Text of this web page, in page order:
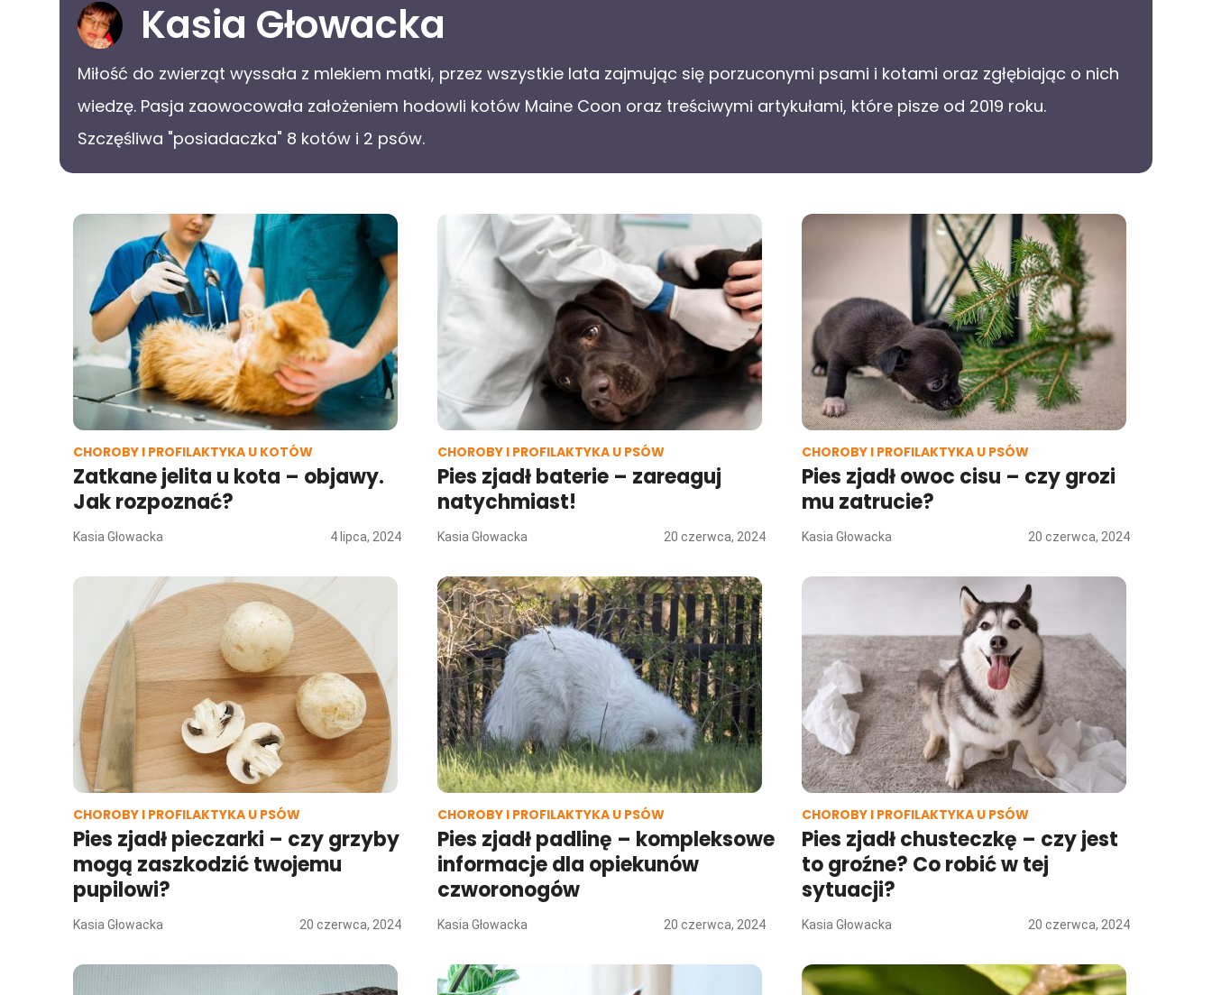
Kasia Głowacka
Miłość do zwierząt wyssała z mlekiem matki, przez wszystkie lata zajmując się porzuconymi psami i kotami oraz zgłębiając o nich
wiedzę. Pasja zaowocowała założeniem hodowli kotów Maine Coon oraz treściwymi artykułami, które pisze od 2019 roku.
Szczęśliwa "posiadaczka" 8 kotów i 2 psów.
CHOROBY I PROFILAKTYKA U KOTÓW
Zatkane jelita u kota – objawy.
Jak rozpoznać?
Kasia Głowacka 4 lipca, 2024
CHOROBY I PROFILAKTYKA U PSÓW
Pies zjadł baterie – zareaguj
natychmiast!
Kasia Głowacka 20 czerwca, 2024
CHOROBY I PROFILAKTYKA U PSÓW
Pies zjadł owoc cisu – czy grozi
mu zatrucie?
Kasia Głowacka 20 czerwca, 2024
CHOROBY I PROFILAKTYKA U PSÓW
Pies zjadł pieczarki – czy grzyby
mogą zaszkodzić twojemu
pupilowi?
Kasia Głowacka 20 czerwca, 2024
CHOROBY I PROFILAKTYKA U PSÓW
Pies zjadł padlinę – kompleksowe
informacje dla opiekunów
czworonogów
Kasia Głowacka 20 czerwca, 2024
CHOROBY I PROFILAKTYKA U PSÓW
Pies zjadł chusteczkę – czy jest
to groźne? Co robić w tej
sytuacji?
Kasia Głowacka 20 czerwca, 2024